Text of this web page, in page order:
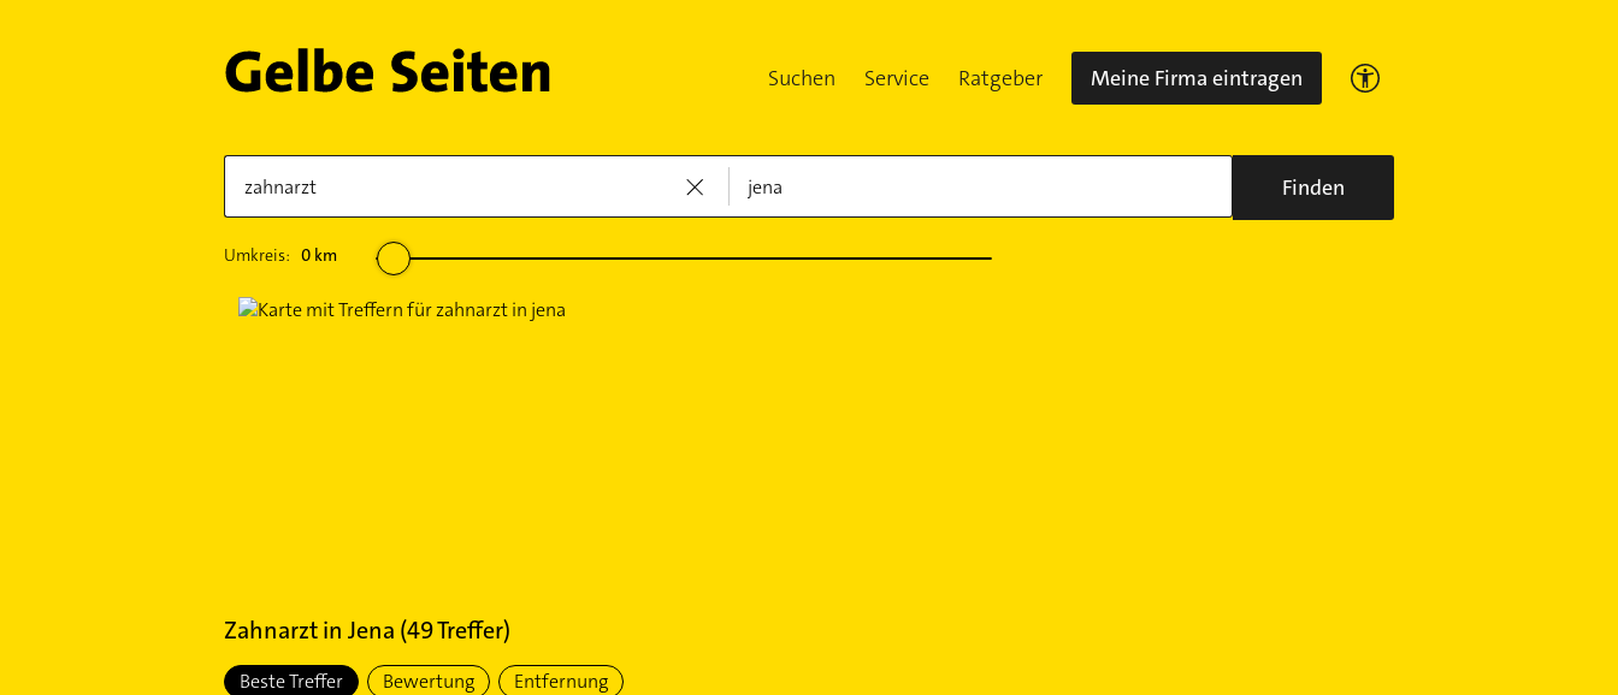
Suchen Service Ratgeber Meine Firma eintragen
Finden
Umkreis: 0km
Zahnarztin Jena (49Treffer)
Beste Treffer Bewertung Entfernung